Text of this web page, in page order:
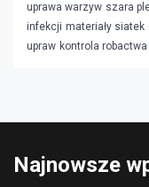
uprawa warzyw szara
infekcji materiały siatek
upraw kontrola robactwa
Najnowsze